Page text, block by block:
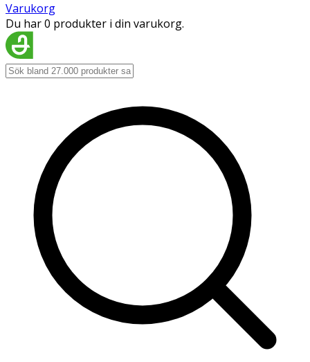
Varukorg
Du har 0 produkter i din varukorg.